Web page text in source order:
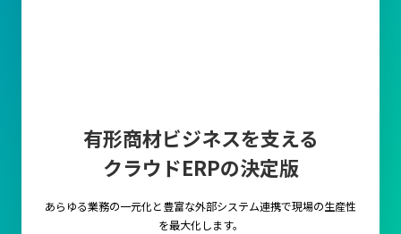
有形商材ビジネスを支える
クラウドERPの決定版
あらゆる業務の一元化と豊富な外部システム連携で現場の生産性
を最大化します。